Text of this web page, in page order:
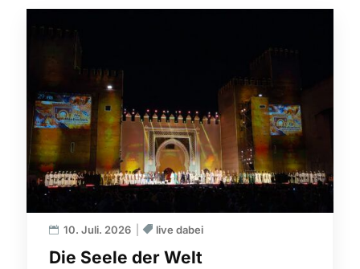
Die Seele der Welt
10. Juli. 2026 live dabei